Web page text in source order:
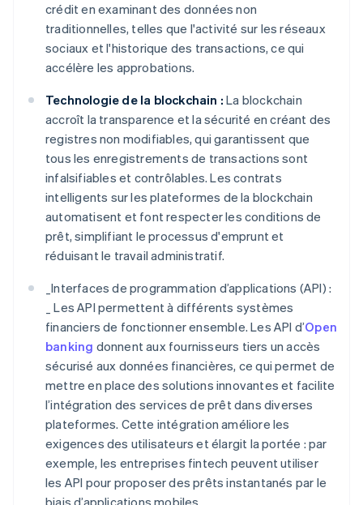
crédit en examinant des données non
traditionnelles, telles que l'activité sur les réseaux
sociaux et l'historique des transactions, ce qui
accélère les approbations.
Technologie de la blockchain : La blockchain
accroît la transparence et la sécurité en créant des
registres non modifiables, qui garantissent que
tous les enregistrements de transactions sont
infalsifiables et contrôlables. Les contrats
intelligents sur les plateformes de la blockchain
automatisent et font respecter les conditions de
prêt, simplifiant le processus d'emprunt et
réduisant le travail administratif.
_Interfaces de programmation d’applications (API) :
Les API permettent à différents systèmes
financiers de fonctionner ensemble. Les API d’Open
banking donnent aux fournisseurs tiers un accès
sécurisé aux données financières, ce qui permet de
mettre en place des solutions innovantes et facilite
l’intégration des services de prêt dans diverses
plateformes. Cette intégration améliore les
exigences des utilisateurs et élargit la portée : par
exemple, les entreprises fintech peuvent utiliser
les API pour proposer des prêts instantanés par le